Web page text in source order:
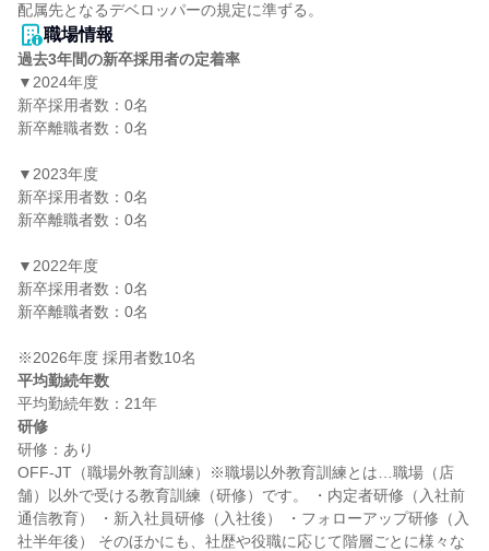
配属先となるデベロッパーの規定に準ずる。
職場情報
過去3年間の新卒採用者の定着率
▼2024年度
新卒採用者数：0名
新卒離職者数：0名
▼2023年度
新卒採用者数：0名
新卒離職者数：0名
▼2022年度
新卒採用者数：0名
新卒離職者数：0名
平均勤続年数
研修
研修：あり
OFF-JT（職場外教育訓練）※職場以外教育訓練とは…職場（店
舗）以外で受ける教育訓練（研修）です。 ・内定者研修（入社前
通信教育） ・新入社員研修（入社後） ・フォローアップ研修（入
社半年後） そのほかにも、社歴や役職に応じて階層ごとに様々な